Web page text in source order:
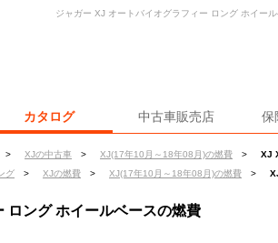
カタログ 中古車販売店 保
> XJの中古車 > XJ(17年10月～18年08月)の燃費 >
XJ
グ > XJの燃費 > XJ(17年10月～18年08月)の燃費 >
ジャガー XJ オートバイオグラフィー ロング ホイー
ロング ホイールベースの燃費